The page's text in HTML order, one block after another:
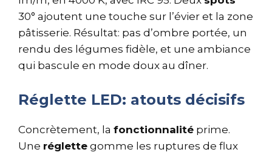
30° ajoutent une touche sur l’évier et la zone
pâtisserie. Résultat: pas d’ombre portée, un
rendu des légumes fidèle, et une ambiance
qui bascule en mode doux au dîner.
Réglette LED: atouts décisifs
Concrètement, la fonctionnalité prime.
Une réglette gomme les ruptures de flux